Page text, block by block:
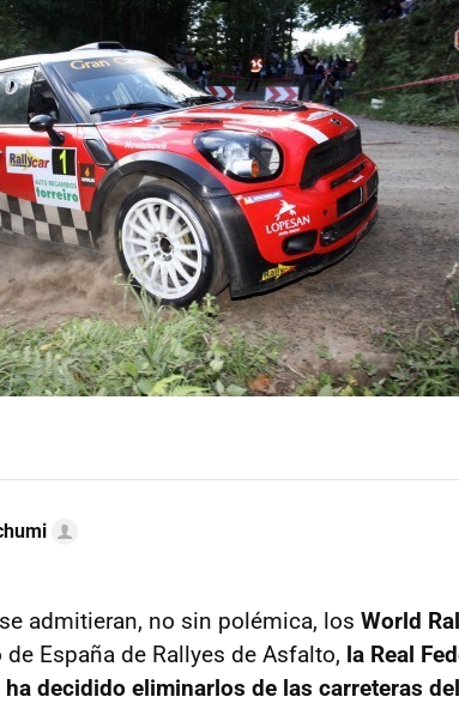
admitieran, no sin polémica, los World
España de Rallyes de Asfalto, la Real
decidido eliminarlos de las carreteras